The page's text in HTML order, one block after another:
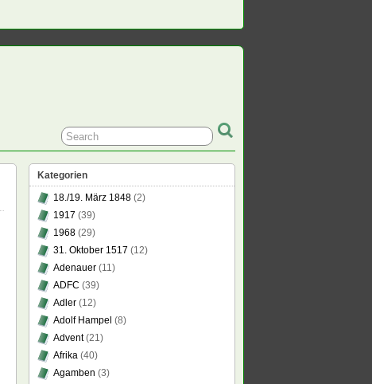
Kategorien
18./19. März 1848 (2)
1917 (39)
1968 (29)
31. Oktober 1517 (12)
Adenauer (11)
ADFC (39)
Adler (12)
Adolf Hampel (8)
Advent(21)
Afrika (40)
Agamben (3)